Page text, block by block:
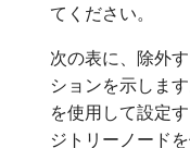
てください。
次の表に、除外
ションを示しま
を使用して設定
ジトリーノード